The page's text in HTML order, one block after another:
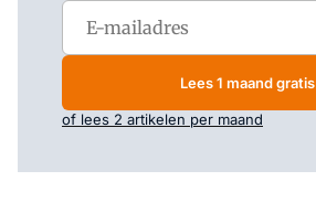
Lees 1 maand gratis
of lees 2 artikelen per maand